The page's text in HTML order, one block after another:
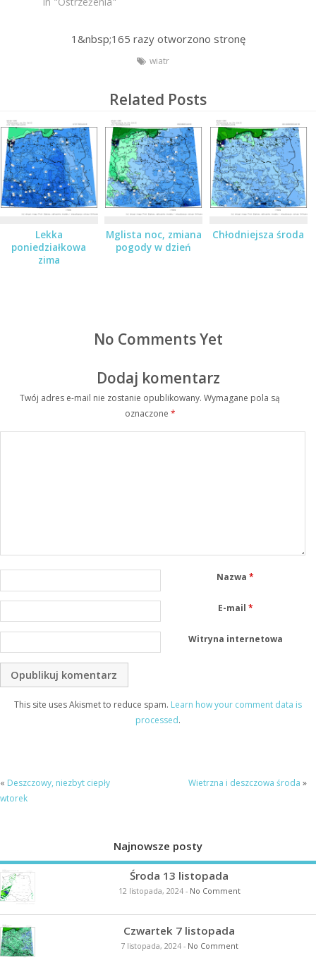
1&nbsp;165 razy otworzono stronę
wiatr
Related Posts
Lekka
poniedziałkowa
zima
Mglista noc, zmiana
pogody w dzień
Chłodniejsza środa
No Comments Yet
Dodaj komentarz
Twój adres e-mail nie zostanie opublikowany. Wymagane pola są
oznaczone *
Nazwa*
E-mail *
Witryna internetowa
This site uses Akismet to reduce spam. Learn how your comment data is
processed.
« Deszczowy, niezbyt ciepły
wtorek
Wietrzna i deszczowa środa »
Najnowsze posty
Środa 13 listopada
12 listopada, 2024- No Comment
Czwartek 7 listopada
7 listopada, 2024- No Comment